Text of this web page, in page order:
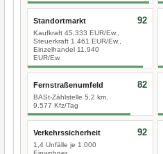
Standortmarkt
Kaufkraft 45.333 EUR/Ew.,
Steuerkraft 1.461 EUR/Ew.,
Einzelhandel 11.940
EUR/Ew.
92
Fernstraßenumfeld
BASt-Zählstelle 5,2 km,
9.577 Kfz/Tag
82
Verkehrssicherheit
1,4 Unfälle je 1.000
92